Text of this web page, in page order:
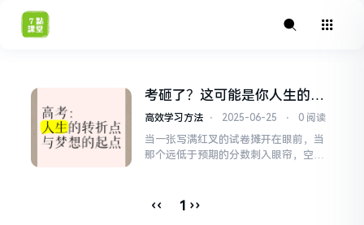
考砸了？这可能是你人生的最
佳转折点！
高效学习方法 ⋅ 2025-06-25 ⋅ 0 阅读
当一张写满红叉的试卷摊开在眼前，当
那个远低于预期的分数刺入眼帘，空气
水般涌来——这几乎是每个学生都曾经
‹‹ 1 ››